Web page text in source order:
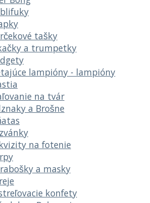
tašky
a trumpetky
lampióny - lampióny
na tvár
a Brošne
na fotenie
a masky
konfety